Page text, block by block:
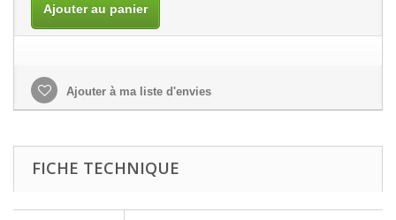
Ajouter au panier
Ajouter à ma liste d'envies
FICHE TECHNIQUE